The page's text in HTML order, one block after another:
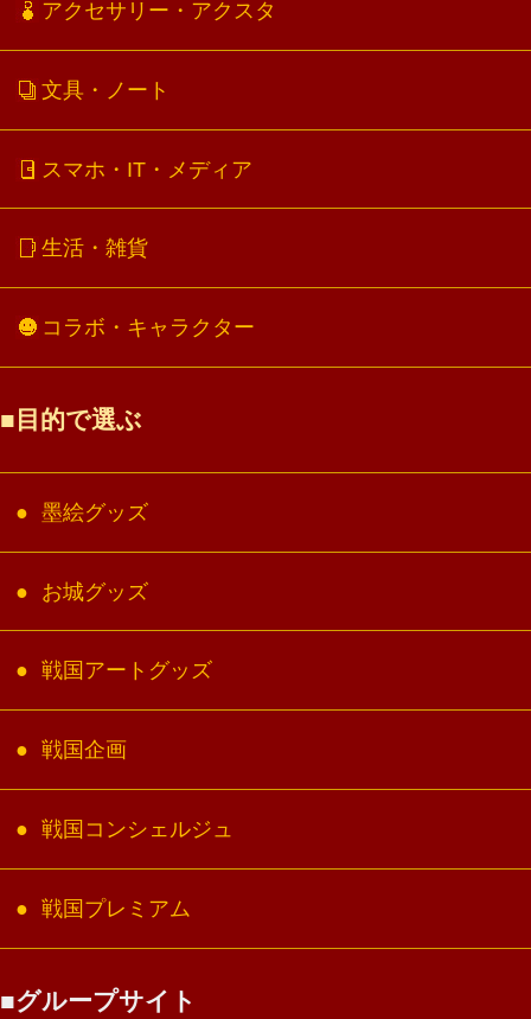
アクセサリー・アクスタ
文具・ノート
スマホ・IT・メディア
生活・雑貨
コラボ・キャラクター
目的で選ぶ
墨絵グッズ
お城グッズ
戦国アートグッズ
戦国企画
戦国コンシェルジュ
戦国プレミアム
グループサイト